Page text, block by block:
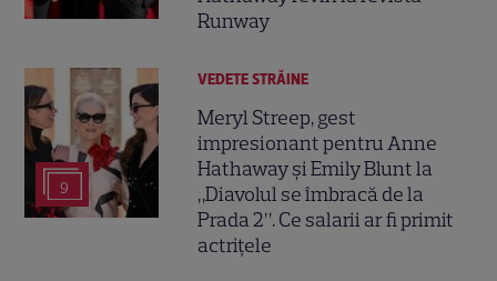
Runway
9
VEDETE STRĂINE
Meryl Streep, gest
impresionant pentru Anne
Hathaway și Emily Blunt la
„Diavolul se îmbracă de la
Prada 2”. Ce salarii ar fi primit
actrițele